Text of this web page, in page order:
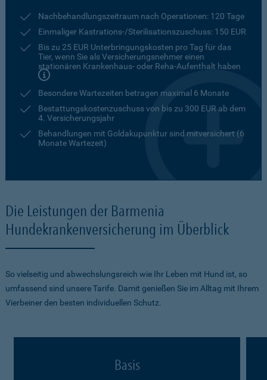
Nachbehandlungszeitraum nach Operationen: 120 Tage
Einmaliger Kastrations-/Sterilisationszuschuss: 150 EUR
Bis zu 25 EUR Unterbringungskosten pro Tag für das
Tier, wenn Sie als Versicherungsnehmer einen
stationären Krankenhaus- oder Reha-Aufenthalt haben
Besondere Wartezeiten betragen maximal 6 Monate
Bestattungskostenzuschuss von bis zu 300 EUR ab dem
4. Versicherungsjahr
Behandlungen mit Goldakupunktur sind mitversichert (6
Monate Wartezeit)
Die Leistungen der Barmenia
Hundekrankenversicherung im Überblick
So vielseitig und abwechslungsreich wie Ihr Leben mit Hund ist, so
umfassend sind unsere Tarife. Damit genießen Sie im Alltag mit Ihrem
Vierbeiner den besten individuellen Schutz.
Basis